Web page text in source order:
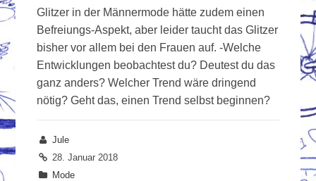
Glitzer in der Männermode hätte zudem einen
Befreiungs-Aspekt, aber leider taucht das Glitzer
bisher vor allem bei den Frauen auf. -Welche
Entwicklungen beobachtest du? Deutest du das
ganz anders? Welcher Trend wäre dringend
nötig? Geht das, einen Trend selbst beginnen?
Jule
28. Januar 2018
Mode